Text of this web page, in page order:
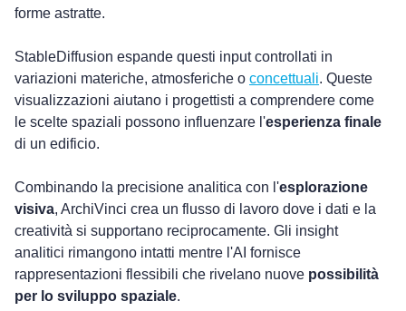
forme astratte.
StableDiffusion espande questi input controllati in
variazioni materiche, atmosferiche o concettuali. Queste
visualizzazioni aiutano i progettisti a comprendere come
le scelte spaziali possono influenzare l'esperienza finale
di un edificio.
Combinando la precisione analitica con l'esplorazione
visiva, ArchiVinci crea un flusso di lavoro dove i dati e la
creatività si supportano reciprocamente. Gli insight
analitici rimangono intatti mentre l'AI fornisce
rappresentazioni flessibili che rivelano nuove possibilità
per lo sviluppo spaziale.